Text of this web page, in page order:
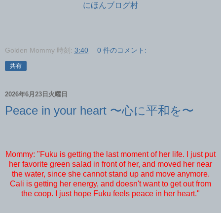
にほんブログ村
Golden Mommy 時刻: 3:40 0 件のコメント:
共有
2026年6月23日火曜日
Peace in your heart 〜心に平和を〜
Mommy: "Fuku is getting the last moment of her life. I just put
her favorite green salad in front of her, and moved her near
the water, since she cannot stand up and move anymore.
Cali is getting her energy, and doesn't want to get out from
the coop. I just hope Fuku feels peace in her heart."